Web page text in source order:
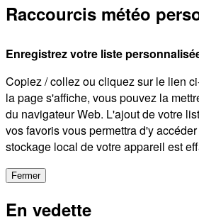
Raccourcis météo
Enregistrez votre liste
Copiez / collez ou cliquez sur le lien
la page s'affiche, vous pouvez la
du navigateur Web. L'ajout de votre
vos favoris vous permettra d'y
stockage local de votre appareil est
Fermer
En vedette